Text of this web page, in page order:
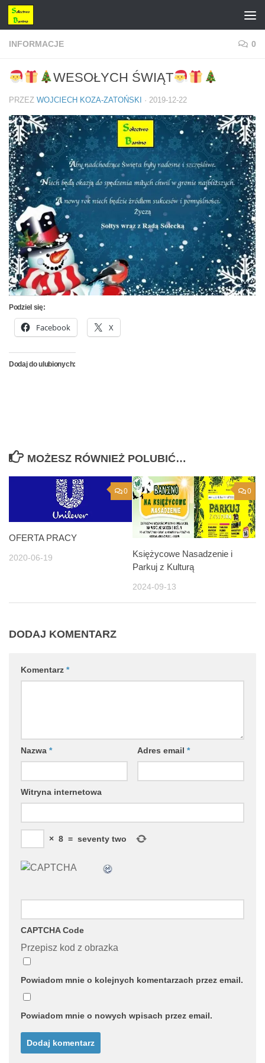
Przejdź do treści
INFORMACJE 0
WESOŁYCH ŚWIĄT
PRZEZ WOJCIECH KOZA-ZATOŃSKI · 2019-12-22
Podziel się:
Facebook X
Dodaj do ulubionych:
MOŻESZ RÓWNIEŻ POLUBIĆ…
0
OFERTA PRACY
2020-06-19
0
Księżycowe Nasadzenie i
Parkuj z Kulturą
2024-09-13
DODAJ KOMENTARZ
Komentarz *
Nazwa * Adres email *
Witryna internetowa
× 8 = seventy two
CAPTCHA Code
Przepisz kod z obrazka
Powiadom mnie o kolejnych komentarzach przez email.
Powiadom mnie o nowych wpisach przez email.